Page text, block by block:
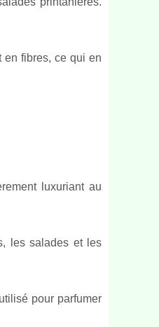
en fibres, ce qui en
luxuriant au
les salades et les
pour parfumer